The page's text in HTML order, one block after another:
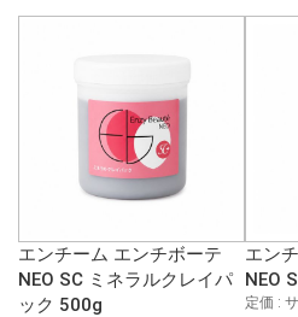
エンチーム エンチボーテ
NEO SC ミネラルクレイパ
ック 500g
エン
NEO
定価 :